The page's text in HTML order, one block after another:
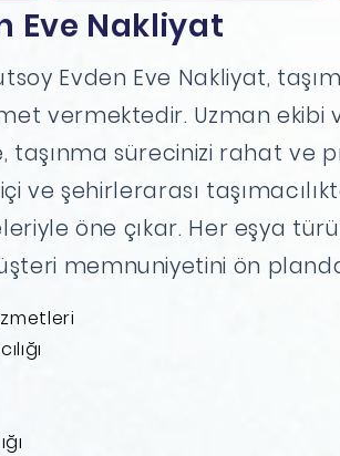
Eve Nakliyat
Evden Eve Nakliyat,
vermektedir. Uzman ekibi
taşınma sürecinizi rahat ve
ve şehirlerarası
öne çıkar. Her eşya
memnuniyetini ön